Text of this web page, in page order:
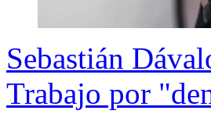
Sebastián
Trabajo por